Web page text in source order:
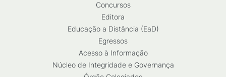
Concursos
Editora
Educação a Distância (EaD)
Egressos
Acesso à Informação
Núcleo de Integridade e Governança